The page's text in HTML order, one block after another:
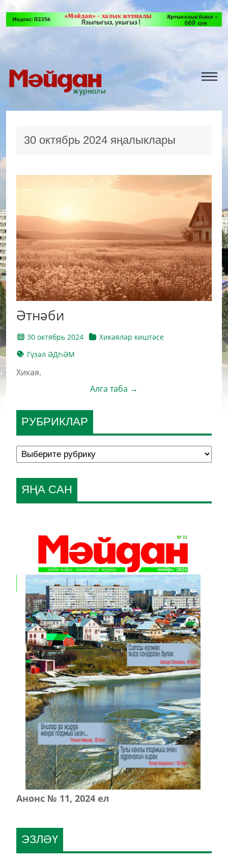
30 октябрь 2024 яңалыклары
Әтнәби
30 октябрь 2024
Хикәяләр киштәсе
Гүзәл ӘДҺӘМ
Хикәя.
Алга таба →
РУБРИКЛАР
ЯҢА САН
Анонс № 11, 2024 ел
ЭЗЛӘҮ